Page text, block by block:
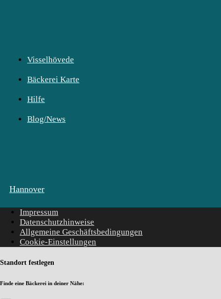
Visselhövede
Bäckerei Karte
Hilfe
Blog/News
Hannover
Impressum
Datenschutzhinweise
Allgemeine Geschäftsbedingungen
Cookie-Einstellungen
Standort festlegen
Finde eine Bäckerei in deiner Nähe: